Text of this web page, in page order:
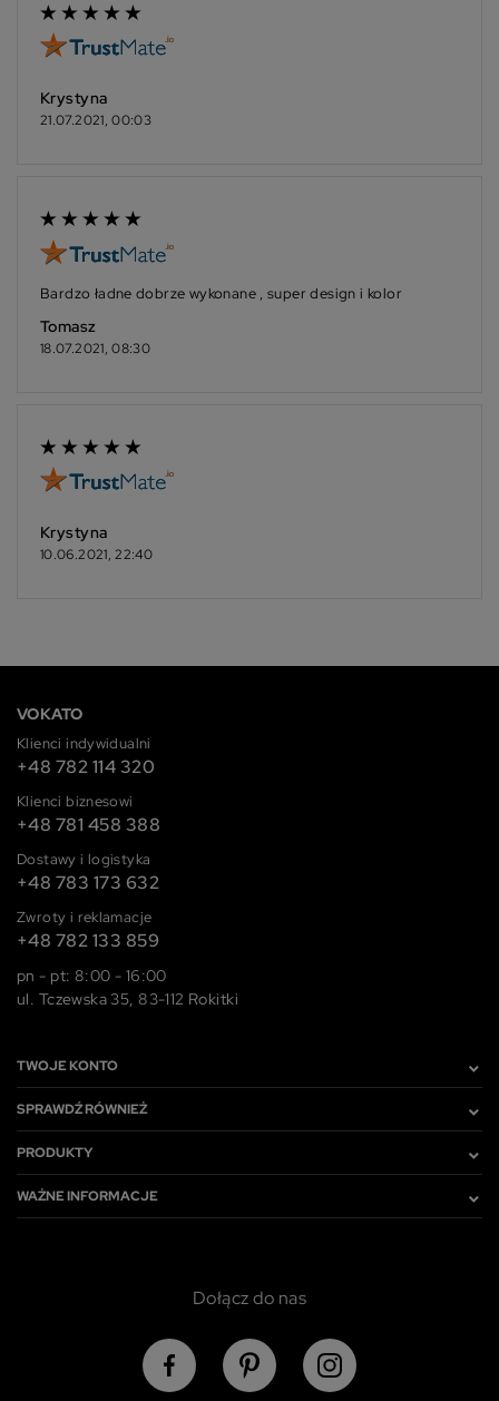
Krystyna
21.07.2021, 00:03
Bardzo ładne dobrze wykonane , super design i kolor
Tomasz
18.07.2021, 08:30
Krystyna
10.06.2021, 22:40
VOKATO
Klienci indywidualni
+48 782 114 320
Klienci biznesowi
+48 781 458 388
Dostawy i logistyka
+48 783 173 632
Zwroty i reklamacje
+48 782 133 859
pn - pt: 8:00 - 16:00
ul. Tczewska 35, 83-112 Rokitki
TWOJE KONTO
SPRAWDŹ RÓWNIEŻ
PRODUKTY
WAŻNE INFORMACJE
Dołącz do nas